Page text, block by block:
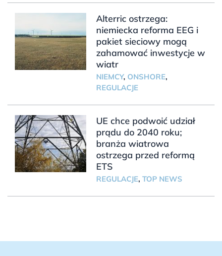
Alterric ostrzega:
niemiecka reforma EEG i
pakiet sieciowy mogą
zahamować inwestycje w
wiatr
NIEMCY, ONSHORE,
REGULACJE
UE chce podwoić udział
prądu do 2040 roku;
branża wiatrowa
ostrzega przed reformą
ETS
REGULACJE, TOP NEWS